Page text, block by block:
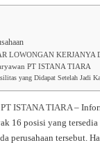
LOWONGAN KERJANYA
PT ISTANA TIARA
yang Didapat Setelah Jadi
ISTANA TIARA–
16 posisi yang
perusahaan tersebut.